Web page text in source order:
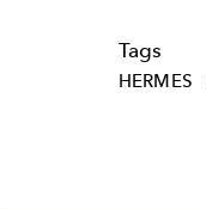
Tags
HERMES